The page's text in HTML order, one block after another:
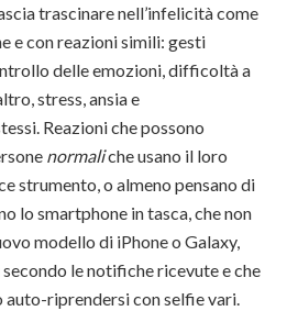
trascinare nell’infelicità come
e con reazioni simili: gesti
delle emozioni, difficoltà a
stress, ansia e
Reazioni che possono
normaliche usano il loro
strumento, o almeno pensano di
lo smartphone in tasca, che non
modello di iPhone o Galaxy,
le notifiche ricevute e che
riprendersi con selfie vari.